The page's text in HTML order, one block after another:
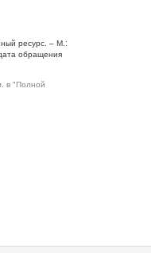
ресурс. – М.:
обращения
в "Полной